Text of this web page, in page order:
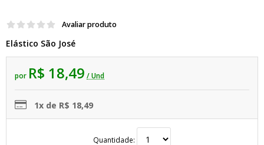
Avaliar produto
Elástico São José
por R$ 18,49 / Und
1x de R$ 18,49
Quantidade: